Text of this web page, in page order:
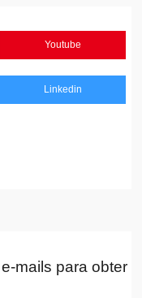
Youtube
Linkedin
mails para obter